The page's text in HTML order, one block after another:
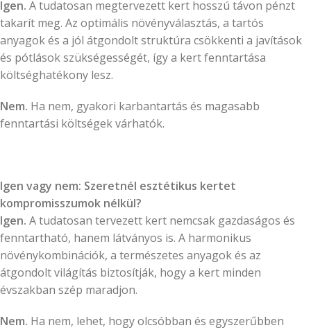
Igen. A tudatosan megtervezett kert hosszú távon pénzt
takarít meg. Az optimális növényválasztás, a tartós
anyagok és a jól átgondolt struktúra csökkenti a javítások
és pótlások szükségességét, így a kert fenntartása
költséghatékony lesz.
Nem. Ha nem, gyakori karbantartás és magasabb
fenntartási költségek várhatók.
Igen vagy nem: Szeretnél esztétikus kertet
kompromisszumok nélkül?
Igen. A tudatosan tervezett kert nemcsak gazdaságos és
fenntartható, hanem látványos is. A harmonikus
növénykombinációk, a természetes anyagok és az
átgondolt világítás biztosítják, hogy a kert minden
évszakban szép maradjon.
Nem. Ha nem, lehet, hogy olcsóbban és egyszerűbben